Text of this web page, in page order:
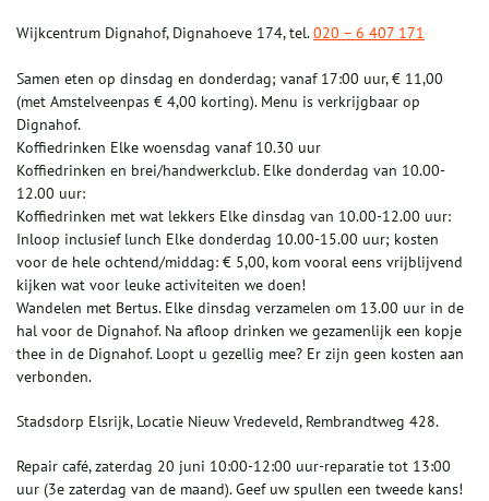
Wijkcentrum Dignahof, Dignahoeve 174, tel.020 – 6 407 171
Samen eten op dinsdag en donderdag; vanaf 17:00 uur, € 11,00
(met Amstelveenpas € 4,00 korting). Menu is verkrijgbaar op
Dignahof.
Koffiedrinken Elke woensdag vanaf 10.30 uur
Koffiedrinken en brei/handwerkclub. Elke donderdag van 10.00-
12.00 uur:
Koffiedrinken met wat lekkers Elke dinsdag van 10.00-12.00 uur:
Inloop inclusief lunch Elke donderdag 10.00-15.00 uur; kosten
voor de hele ochtend/middag: € 5,00, kom vooral eens vrijblijvend
kijken wat voor leuke activiteiten we doen!
Wandelen met Bertus. Elke dinsdag verzamelen om 13.00 uur in de
hal voor de Dignahof. Na afloop drinken we gezamenlijk een kopje
thee in de Dignahof. Loopt u gezellig mee? Er zijn geen kosten aan
verbonden.
Stadsdorp Elsrijk, Locatie Nieuw Vredeveld, Rembrandtweg 428.
Repair café, zaterdag 20 juni 10:00-12:00 uur-reparatie tot 13:00
uur (3e zaterdag van de maand). Geef uw spullen een tweede kans!